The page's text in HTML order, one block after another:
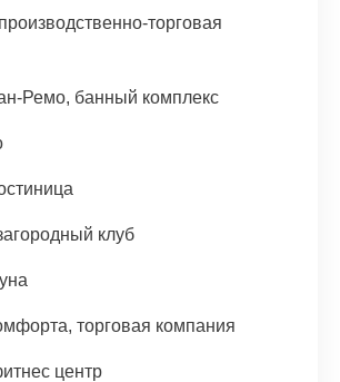
торговая
Ремо, банный комплекс
клуб
торговая компания
центр